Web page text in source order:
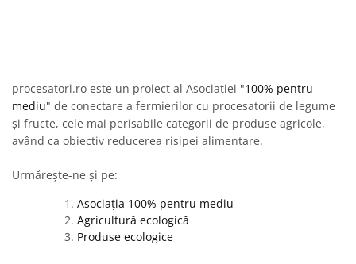
procesatori.ro este un proiect al Asociației "100% pentru
mediu" de conectare a fermierilor cu procesatorii de legume
și fructe, cele mai perisabile categorii de produse agricole,
având ca obiectiv reducerea risipei alimentare.
Urmărește-ne și pe:
Asociația 100% pentru mediu
Agricultură ecologică
Produse ecologice